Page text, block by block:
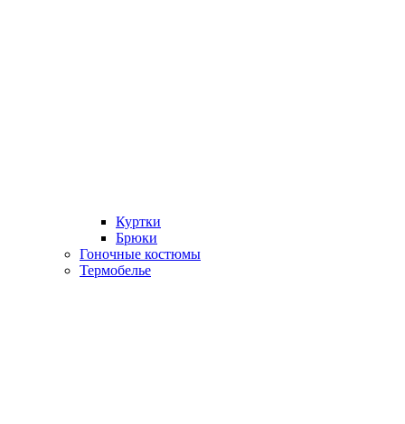
Куртки
Брюки
Гоночные костюмы
Термобелье